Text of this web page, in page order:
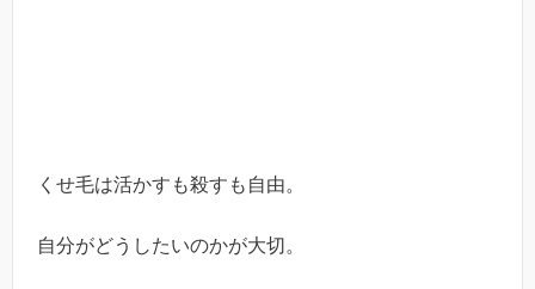
くせ毛は活かすも殺すも自由。
自分がどうしたいのかが大切。